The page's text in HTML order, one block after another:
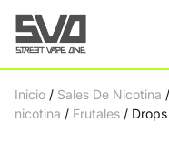
Inicio / Sales De Nicotina /
nicotina / Frutales /